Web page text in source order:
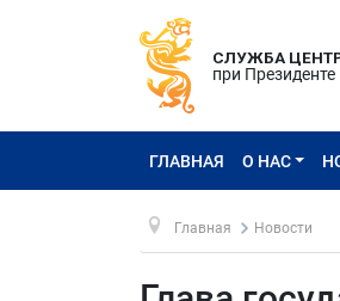
СЛУЖБА
при
ГЛАВНАЯ О НАС
Главная Новости